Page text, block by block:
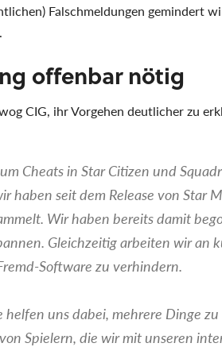
Falschmeldungen gemindert
offenbar nötig
CIG, ihr Vorgehen deutlicher zu
Cheats in Star Citizen und
haben seit dem Release von Star
Wir haben bereits damit
Gleichzeitig arbeiten wir an
Software zu verhindern.
helfen uns dabei, mehrere Dinge
Spielern, die wir mit unseren